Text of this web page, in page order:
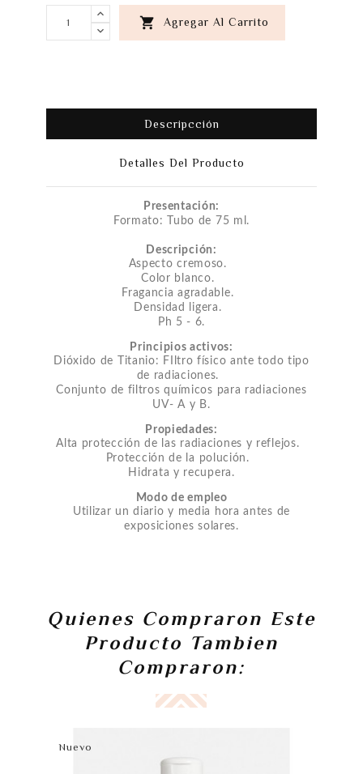
 Agregar Al Carrito
Descripcción
Detalles Del Producto
Presentación:
Formato: Tubo de 75 ml.
Descripción:
Aspecto cremoso.
Color blanco.
Fragancia agradable.
Densidad ligera.
Ph 5 - 6.
Principios activos:
Dióxido de Titanio: FIltro físico ante todo tipo
de radiaciones.
Conjunto de filtros químicos para radiaciones
UV- A y B.
Propiedades:
Alta protección de las radiaciones y reflejos.
Protección de la polución.
Hidrata y recupera.
Modo de empleo
Utilizar un diario y media hora antes de
exposiciones solares.
Quienes Compraron Este
Producto Tambien
Compraron:
Nuevo